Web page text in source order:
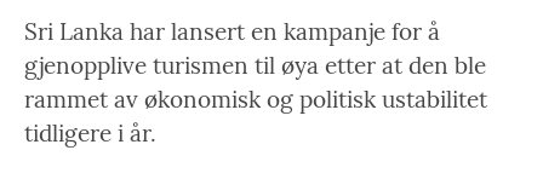
Sri Lanka har lansert en kampanje for å
gjenopplive turismen til øya etter at den ble
rammet av økonomisk og politisk ustabilitet
tidligere i år.